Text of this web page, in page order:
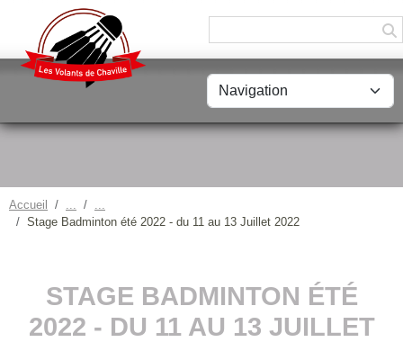
Accueil
Stage Badminton été 2022 - du 11 au 13 Juillet 2022
STAGE BADMINTON ÉTÉ
2022 - DU 11 AU 13 JUILLET
Panneau de gestion des cookies